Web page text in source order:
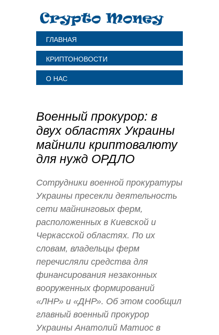
ГЛАВНАЯ
КРИПТОНОВОСТИ
О НАС
Военный прокурор: в
двух областях Украины
майнили криптовалюту
для нужд ОРДЛО
Сотрудники военной прокуратуры
Украины пресекли деятельность
сети майнинговых ферм,
расположенных в Киевской и
Черкасской областях. По их
словам, владельцы ферм
перечисляли средства для
финансирования незаконных
вооруженных формирований
«ЛНР» и «ДНР». Об этом сообщил
главный военный прокурор
Украины Анатолий Матиос в